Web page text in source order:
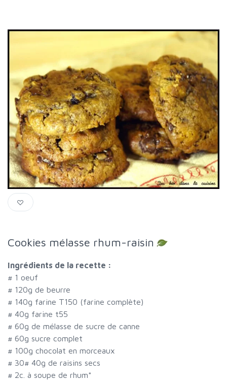
Cookies mélasse rhum-raisin
Ingrédients de la recette :
# 1 oeuf
# 120g de beurre
# 140g farine T150 (farine complète)
# 40g farine t55
# 60g de mélasse de sucre de canne
# 60g sucre complet
# 100g chocolat en morceaux
# 30# 40g de raisins secs
# 2c. à soupe de rhum*